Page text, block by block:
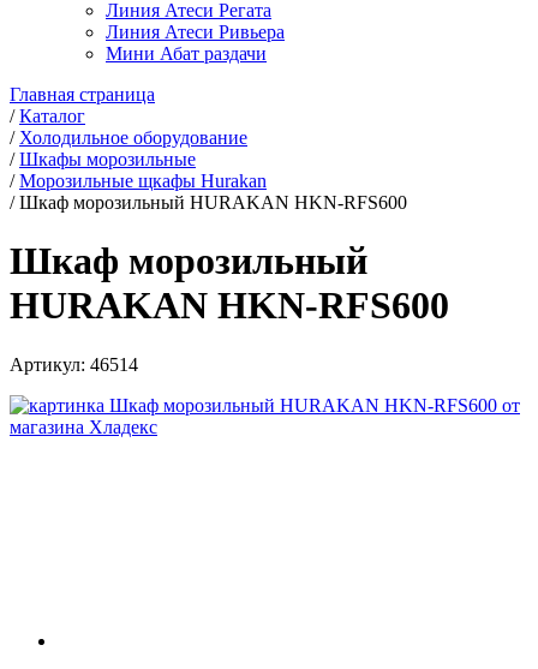
Линия Атеси Регата
Линия Атеси Ривьера
Мини Абат раздачи
Главная страница
/Каталог
/ Холодильное оборудование
/Шкафы морозильные
/Морозильные щкафы Hurakan
/Шкаф морозильный HURAKAN HKN-RFS600
Шкаф морозильный
HURAKAN HKN-RFS600
Артикул: 46514